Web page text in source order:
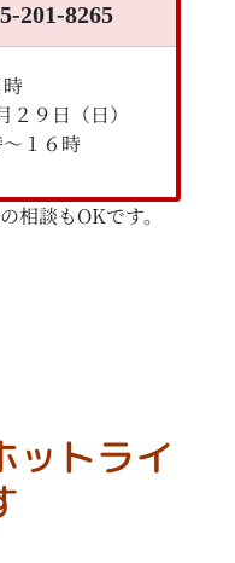
201-8265
２９日（日）
１６時
相談もOKです。
ットライ